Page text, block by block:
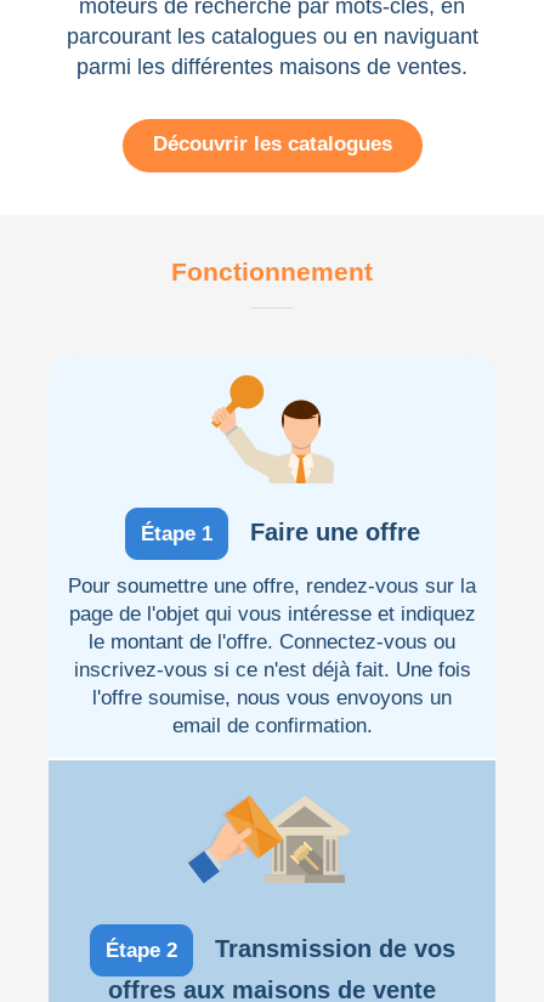
moteurs de recherche par mots-clés, en
parcourant les catalogues ou en naviguant
parmi les différentes maisons de ventes.
Découvrir les catalogues
Fonctionnement
Étape 1 Faire une offre
Pour soumettre une offre, rendez-vous sur la
page de l'objet qui vous intéresse et indiquez
le montant de l'offre. Connectez-vous ou
inscrivez-vous si ce n'est déjà fait. Une fois
l'offre soumise, nous vous envoyons un
email de confirmation.
Étape 2
Transmission de vos
offres aux maisons de vente